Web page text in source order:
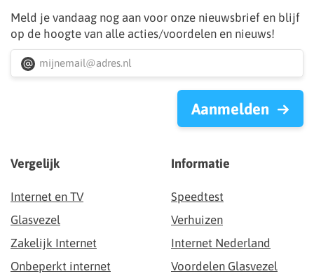
Meld je vandaag nog aan voor onze nieuwsbrief en blijf
op de hoogte van alle acties/voordelen en nieuws!
Aanmelden
Vergelijk
Internet en TV
Glasvezel
Zakelijk Internet
Onbeperkt internet
Informatie
Speedtest
Verhuizen
Internet Nederland
Voordelen Glasvezel